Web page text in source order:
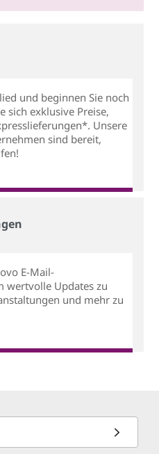
und beginnen Sie noch
sich exklusive Preise,
Unsere
sind bereit,
E-Mail-
wertvolle Updates zu
und mehr zu